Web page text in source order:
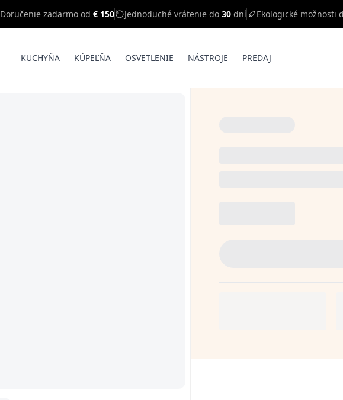
Doručenie zadarmo od € 150 Jednoduché vrátenie do 30 dní Ekologické možnosti
KUCHYŇA KÚPEĽŇA OSVETLENIE NÁSTROJE PREDAJ